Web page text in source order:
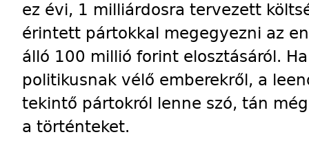
ez évi, 1 milliárdosra tervezett
érintett pártokkal megegyezni az
álló 100 millió forint elosztásáról.
politikusnak vélő emberekről, a
tekintő pártokról lenne szó, tán
a történteket.